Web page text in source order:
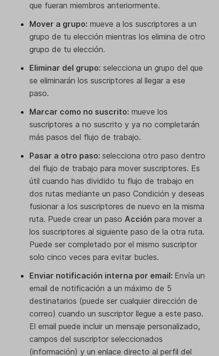
que fueran miembros anteriormente.
Mover a grupo: mueve a los suscriptores a un
grupo de tu elección mientras los elimina de otro
grupo de tu elección.
Eliminar del grupo: selecciona un grupo del que
se eliminarán los suscriptores al llegar a ese
paso.
Marcar como no suscrito: mueve los
suscriptores a no suscrito y ya no completarán
más pasos del flujo de trabajo.
Pasar a otro paso: selecciona otro paso dentro
del flujo de trabajo para mover suscriptores. Es
útil cuando has dividido tu flujo de trabajo en
dos rutas mediante un paso Condición y deseas
fusionar a los suscriptores de nuevo en la misma
ruta. Puede crear un paso Acción para mover a
los suscriptores al siguiente paso de la otra ruta.
Puede ser completado por el mismo suscriptor
solo cinco veces para evitar bucles.
Enviar notificación interna por email: Envía un
email de notificación a un máximo de 5
destinatarios (puede ser cualquier dirección de
correo) cuando un suscriptor llegue a este paso.
El email puede incluir un mensaje personalizado,
campos del suscriptor seleccionados
(información) y un enlace directo al perfil del